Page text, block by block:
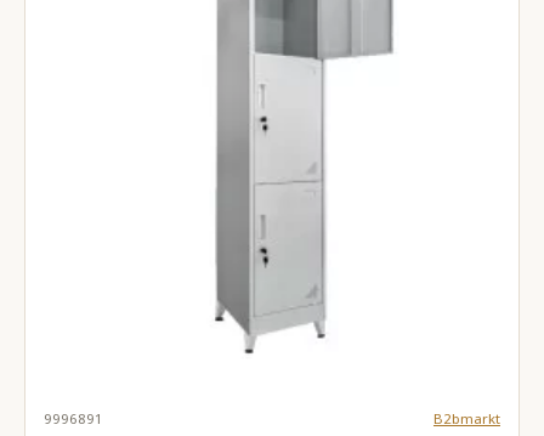
9996891 B2bmarkt